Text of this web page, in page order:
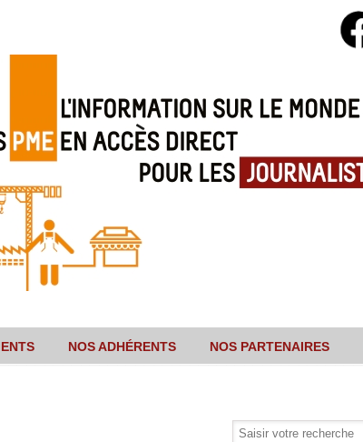
NOS ADHÉRENTS NOS PARTENAIRES